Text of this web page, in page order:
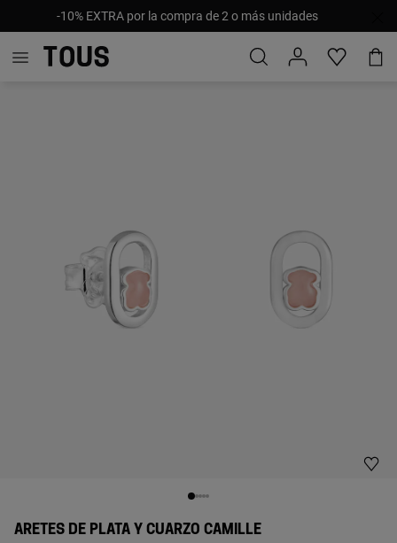
-10% EXTRA por la compra de 2 o más unidades
ARETES DE PLATA Y CUARZO CAMILLE